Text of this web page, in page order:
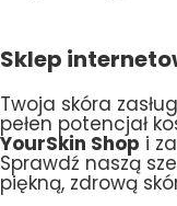
Sklep
Twoja skóra
pełen potencjał
YourSkin Shop i
Sprawdź naszą
piękną, zdrową